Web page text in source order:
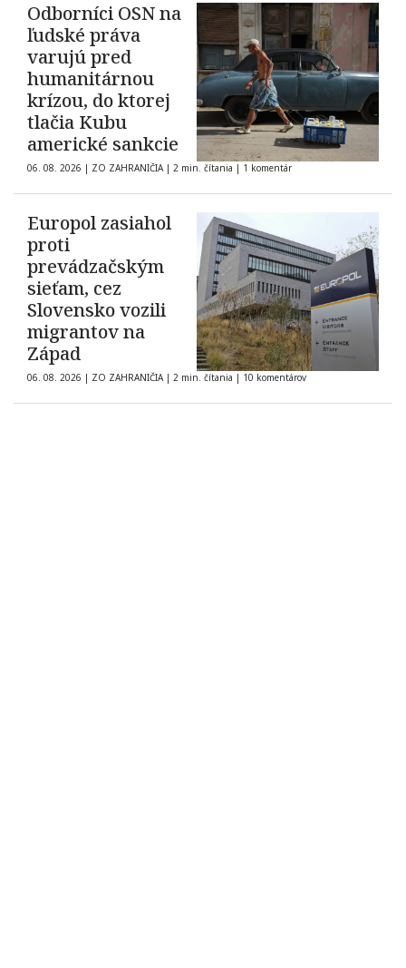
Odborníci OSN na
ľudské práva
varujú pred
humanitárnou
krízou, do ktorej
tlačia Kubu
americké sankcie
06. 08. 2026 | ZO ZAHRANIČIA | 2 min. čítania | 1 komentár
Europol zasiahol
proti
prevádzačským
sieťam, cez
Slovensko vozili
migrantov na
Západ
06. 08. 2026 | ZO ZAHRANIČIA | 2 min. čítania | 10 komentárov